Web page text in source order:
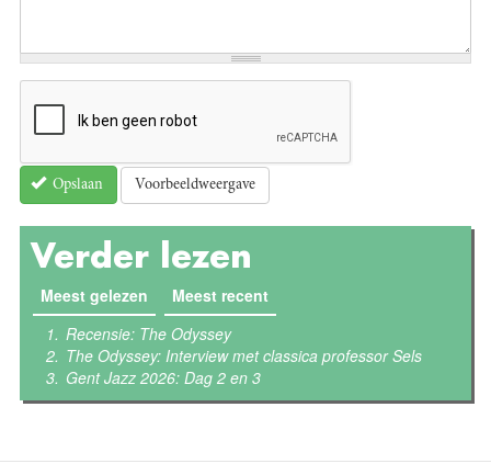
Opslaan Voorbeeldweergave
Verder lezen
Meest gelezen (actieve tabblad)
Meest recent
Recensie: The Odyssey
The Odyssey: Interview met classica professor Sels
Gent Jazz 2026: Dag 2 en 3